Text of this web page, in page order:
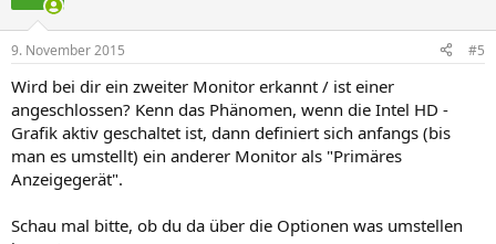
9. November 2015 #5
Wird bei dir ein zweiter Monitor erkannt / ist einer
angeschlossen? Kenn das Phänomen, wenn die Intel HD -
Grafik aktiv geschaltet ist, dann definiert sich anfangs (bis
man es umstellt) ein anderer Monitor als "Primäres
Anzeigegerät".
Schau mal bitte, ob du da über die Optionen was umstellen